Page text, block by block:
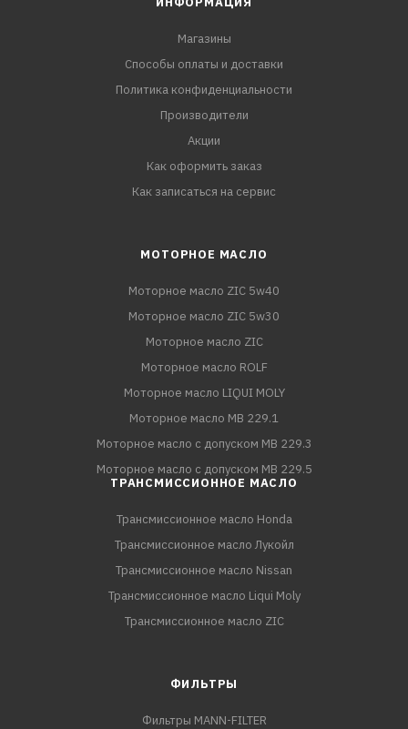
Магазины
Способы оплаты и доставки
Политика конфиденциальности
Производители
Акции
Как оформить заказ
Как записаться на сервис
МОТОРНОЕ МАСЛО
Моторное масло ZIC 5w40
Моторное масло ZIC 5w30
Моторное масло ZIC
Моторное масло ROLF
Моторное масло LIQUI MOLY
Моторное масло MB 229.1
Моторное масло с допуском MB 229.3
Моторное масло с допуском MB 229.5
ТРАНСМИССИОННОЕ МАСЛО
Трансмиссионное масло Honda
Трансмиссионное масло Лукойл
Трансмиссионное масло Nissan
Трансмиссионное масло Liqui Moly
Трансмиссионное масло ZIC
ФИЛЬТРЫ
Фильтры MANN-FILTER